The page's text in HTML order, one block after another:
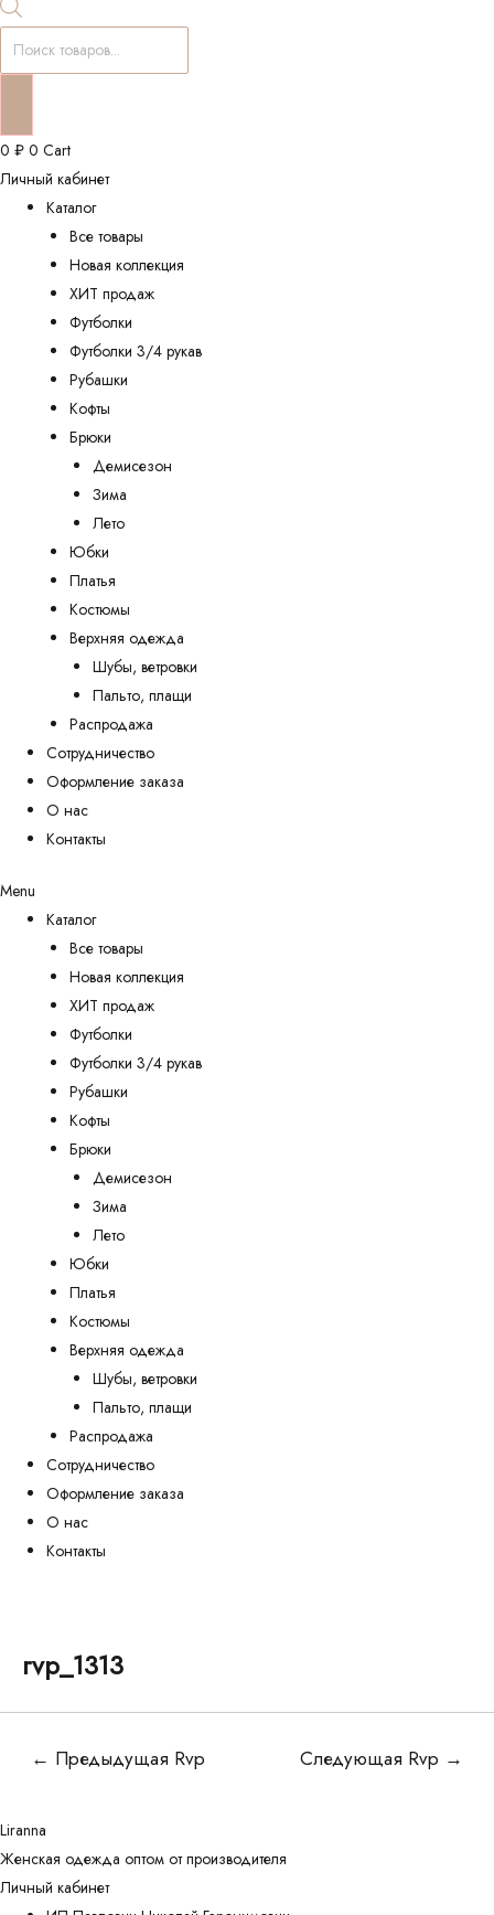
Поиск
товаров
0 ₽ 0 Cart
Личный кабинет
Каталог
Все товары
Новая коллекция
ХИТ продаж
Футболки
Футболки 3/4 рукав
Рубашки
Кофты
Брюки
Демисезон
Зима
Лето
Юбки
Платья
Костюмы
Верхняя одежда
Шубы, ветровки
Пальто, плащи
Распродажа
Сотрудничество
Оформление заказа
О нас
Контакты
Menu
Каталог
Все товары
Новая коллекция
ХИТ продаж
Футболки
Футболки 3/4 рукав
Рубашки
Кофты
Брюки
Демисезон
Зима
Лето
Юбки
Платья
Костюмы
Верхняя одежда
Шубы, ветровки
Пальто, плащи
Распродажа
Сотрудничество
Оформление заказа
О нас
Контакты
rvp_1313
Навигация
← Предыдущая Rvp Следующая Rvp →
Liranna
Женская одежда оптом от производителя
Личный кабинет